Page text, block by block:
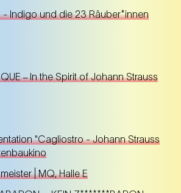
- Indigo und die 23 Räuber*innen
–In the Spirit of Johann Strauss
"Cagliostro - Johann Strauss
| MQ, Halle E